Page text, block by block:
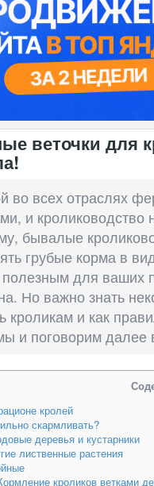
веточки для
во всех отраслях
и
бывалые
грубые корма в
полезным для ваших
Но важно знать
кроликам и как
и поговорим далее
кролей
скармливать?
деревья и кустарники
лиственные растения
кроликов ветками